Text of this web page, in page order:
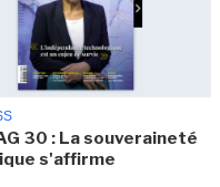
30 : La souveraineté
s'affirme